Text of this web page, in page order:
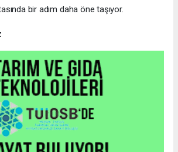
bir adım daha öne taşıyor.